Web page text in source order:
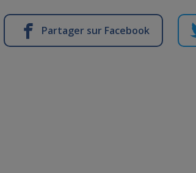
Partager sur Facebook